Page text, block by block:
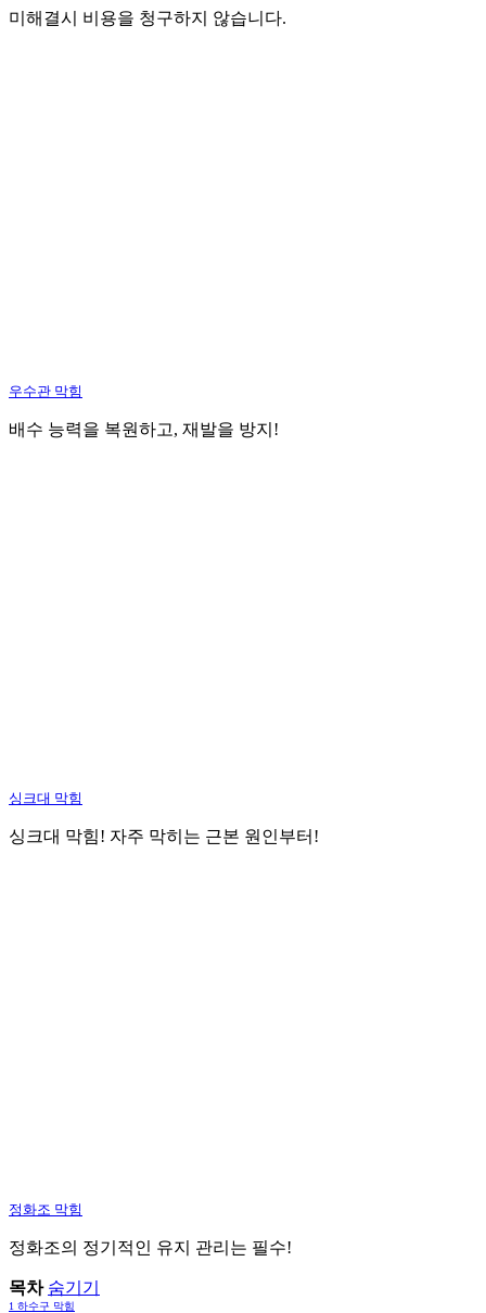
미해결시 비용을 청구하지 않습니다.
우수관 막힘
배수 능력을 복원하고, 재발을 방지!
싱크대 막힘
싱크대 막힘! 자주 막히는 근본 원인부터!
정화조 막힘
정화조의 정기적인 유지 관리는 필수!
목차 숨기기
1 하수구 막힘